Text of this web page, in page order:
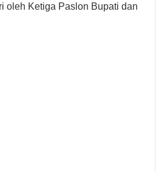
oleh Ketiga Paslon Bupati dan